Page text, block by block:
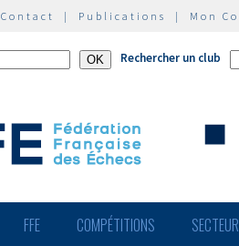
Contact | Publications | Mon
Rechercher un club
FFE COMPÉTITIONS